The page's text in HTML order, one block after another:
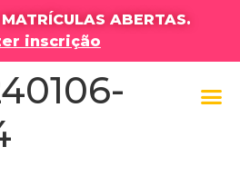
ABERTAS.
inscrição